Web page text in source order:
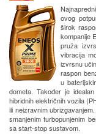
ovog
širok
kompanije
pruža
vibracija
izvrsnu
raspon
u
dometa. Također je
hibridnih električnih vozila
ili neizravnim
smanjenim turbopunjenim
sa start-stop sustavom.